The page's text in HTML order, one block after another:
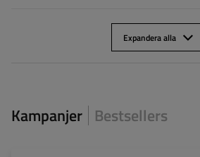
Expandera alla
Kampanjer Bestsellers